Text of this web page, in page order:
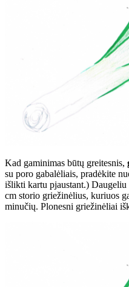
Kad gaminimas būtų greitesnis,
su poro gabalėliais, pradėkite
išlikti kartu pjaustant.)
cm storio griežinėlius, kuriuos
minučių. Plonesni griežinėliai